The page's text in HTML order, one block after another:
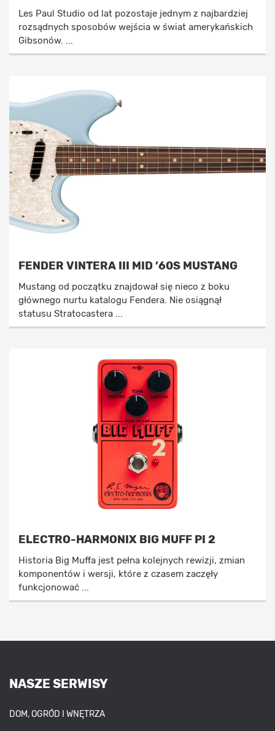
Les Paul Studio od lat pozostaje jednym z najbardziej
rozsądnych sposobów wejścia w świat amerykańskich
Gibsonów. ...
FENDER VINTERA III MID ’60S MUSTANG
Mustang od początku znajdował się nieco z boku
głównego nurtu katalogu Fendera. Nie osiągnął
statusu Stratocastera ...
ELECTRO-HARMONIX BIG MUFF PI 2
Historia Big Muffa jest pełna kolejnych rewizji, zmian
komponentów i wersji, które z czasem zaczęły
funkcjonować ...
NASZE SERWISY
DOM, OGRÓD I WNĘTRZA